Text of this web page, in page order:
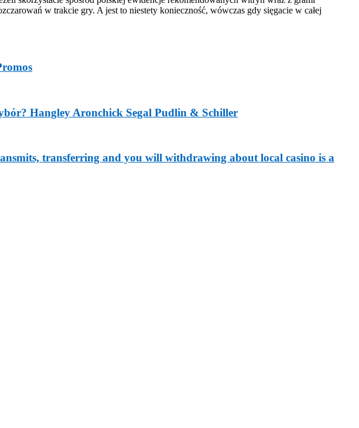
w trakcie gry. A jest to niestety konieczność, wówczas gdy sięgacie w całej
Hangley Aronchick Segal Pudlin & Schiller
transferring and you will withdrawing about local casino is a